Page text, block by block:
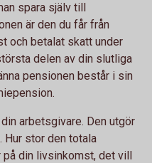
spara själv till
är den du får från
och betalat skatt under
delen av din slutliga
pensionen består i sin
arbetsgivare. Den utgör
Hur stor den totala
på din livsinkomst, det vill